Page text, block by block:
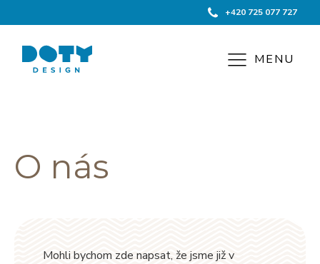
+420 725 077 727
MENU
O nás
Mohli bychom zde napsat, že jsme již v